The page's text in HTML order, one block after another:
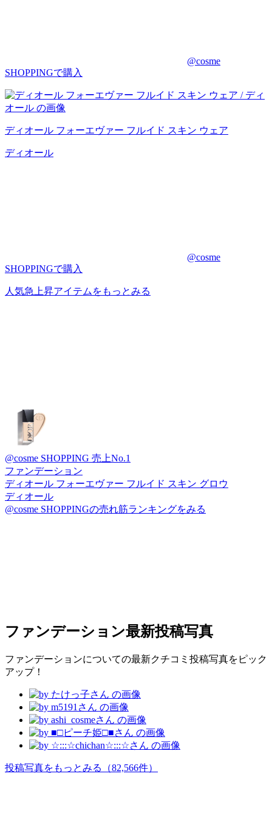
@cosme
SHOPPINGで購入
ディオール フォーエヴァー フルイド スキン ウェア
ディオール
@cosme
SHOPPINGで購入
人気急上昇アイテムをもっとみる
@cosme SHOPPING 売上No.1
ファンデーション
ディオール フォーエヴァー フルイド スキン グロウ
ディオール
@cosme SHOPPINGの売れ筋ランキングをみる
ファンデーション最新投稿写真
ファンデーションについての最新クチコミ投稿写真をピック
アップ！
投稿写真をもっとみる （82,566件）